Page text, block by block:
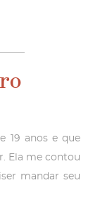
19 anos e que
Ela me contou
mandar seu